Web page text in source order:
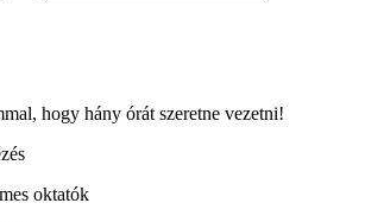
hogy hány órát szeretne vezetni!
oktatók